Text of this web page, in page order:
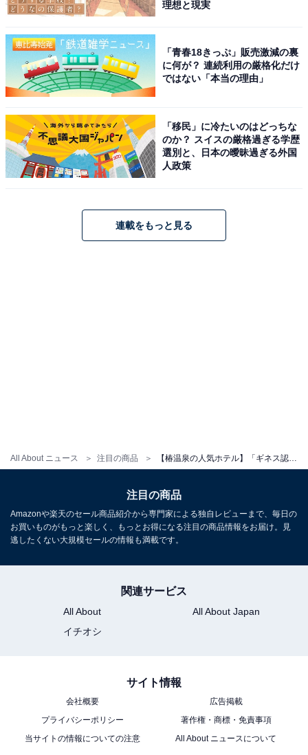
All About ニュース 注目の商品
アクセス・料金・宿泊情報は？
チェックアウト：11:00
※プランにより時間が異なる可能性があります
※掲載されている情報は記事公開時のものです。あらか
【鵜の浜温泉の人気ホテル】「鵜の浜温泉 高台
の宿 三景」は日本海の絶景と贅沢な海の幸の会
席料理を堪能できる宿
理想と現実
「青春18きっぷ」販売激減の裏
に何が？ 連続利用の厳格化だけ
ではない「本当の理由」
「移民」に冷たいのはどっちな
のか？ スイスの厳格過ぎる学歴
選別と、日本の曖昧過ぎる外国
人政策
連載をもっと見る
注目の商品
Amazonや楽天のセール商品紹介から専門家による独自レビューまで、毎日の
お買いものがもっと楽しく、もっとお得になる注目の商品情報をお届け。見
逃したくない大規模セールの情報も満載です。
関連サービス
All About
All About Japan
イチオシ
サイト情報
会社概要
広告掲載
プライバシーポリシー
著作権・商標・免責事項
当サイトの情報についての注意
All About ニュースについて